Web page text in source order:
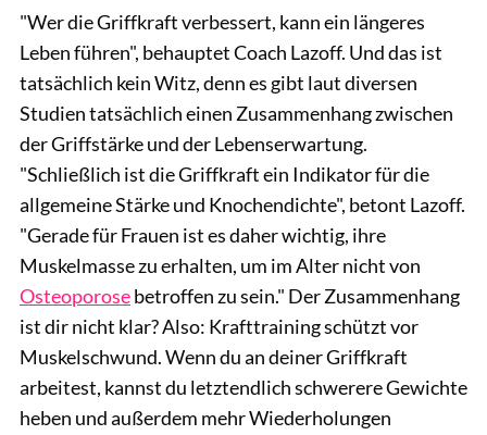
"Wer die Griffkraft verbessert, kann ein längeres
Leben führen", behauptet Coach Lazoff. Und das ist
tatsächlich kein Witz, denn es gibt laut diversen
Studien tatsächlich einen Zusammenhang zwischen
der Griffstärke und der Lebenserwartung.
"Schließlich ist die Griffkraft ein Indikator für die
allgemeine Stärke und Knochendichte", betont Lazoff.
"Gerade für Frauen ist es daher wichtig, ihre
Muskelmasse zu erhalten, um im Alter nicht von
Osteoporosebetroffen zu sein." Der Zusammenhang
ist dir nicht klar? Also: Krafttraining schützt vor
Muskelschwund. Wenn du an deiner Griffkraft
arbeitest, kannst du letztendlich schwerere Gewichte
heben und außerdem mehr Wiederholungen